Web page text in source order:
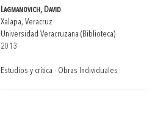
Lagmanovich, David
Xalapa, Veracruz
Universidad Veracruzana (Biblioteca)
2013
Estudios y crítica - Obras Individuales